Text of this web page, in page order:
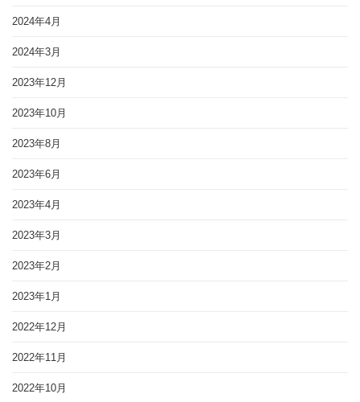
2024年4月
2024年3月
2023年12月
2023年10月
2023年8月
2023年6月
2023年4月
2023年3月
2023年2月
2023年1月
2022年12月
2022年11月
2022年10月